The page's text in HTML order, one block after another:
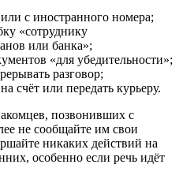
с иностранного номера;
«сотруднику
или банка»;
«для убедительности»;
разговор;
счёт или передать курьеру.
позвонивших с
не сообщайте им свои
никаких действий на
особенно если речь идёт